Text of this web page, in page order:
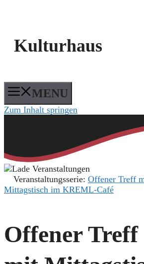
Kulturhaus
MENU
Zum Inhalt springen
Veranstaltungsserie: Offener Treff
Mittagstisch im KREML-Café
Offener Treff